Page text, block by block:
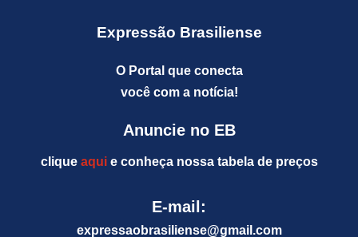
Expressão Brasiliense
O Portal que conecta
você com a notícia!
Anuncie no EB
clique aquie conheça nossa tabela de preços
E-mail:
expressaobrasiliense@gmail.com